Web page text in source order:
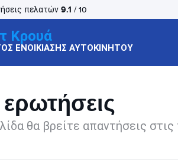
πελατών 9.1 / 10
Κρουά
ΕΝΟΙΚΙΑΣΗΣ ΑΥΤΟΚΙΝΗΤΟΥ
θα βρείτε απαντήσεις